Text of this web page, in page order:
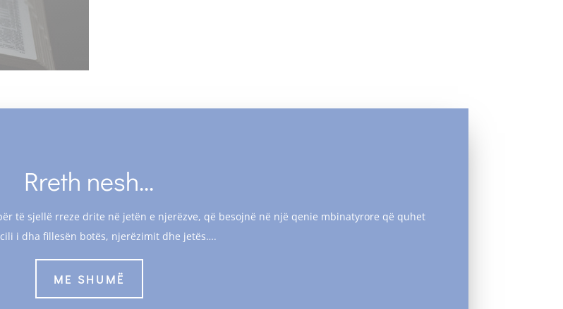
Rreth nesh...
të sjellë rreze drite në jetën e njerëzve, që besojnë në një qenie mbinatyrore që quhet
i dha fillesën botës, njerëzimit dhe jetës….
ME SHUMË